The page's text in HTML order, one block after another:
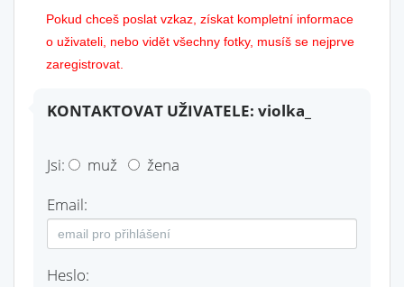
Pokud chceš poslat vzkaz, získat kompletní informace
o uživateli, nebo vidět všechny fotky, musíš se nejprve
zaregistrovat.
KONTAKTOVAT UŽIVATELE: violka_
Jsi: muž
žena
Email:
Heslo: